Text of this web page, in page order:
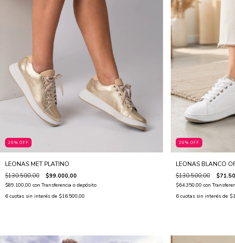
20% OFF
LEONAS MET PLATINO
$130.500,00 $99.000,00
$89.100,00 con Transferencia o depósito
6 cuotas sin interés de $16.500,00
20% OFF
LEONAS BLANCO
$130.500,00
$64.350,00 con
6 cuotas sin interés de